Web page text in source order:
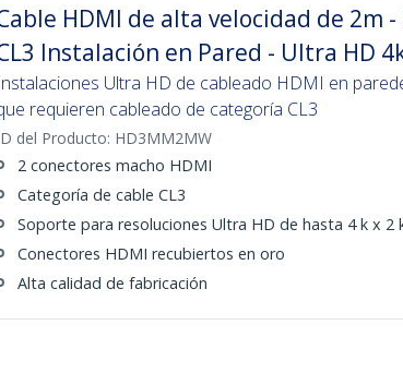
HDMI de alta velocidad de 2m
Instalación en Pared - Ultra HD
Ultra HD de cableado HDMI en
requieren cableado de categoría CL3
del Producto: HD3MM2MW
2 conectores macho HDMI
Categoría de cable CL3
Soporte para resoluciones Ultra HD de hasta 4 k x 2
Conectores HDMI recubiertos en oro
Alta calidad de fabricación